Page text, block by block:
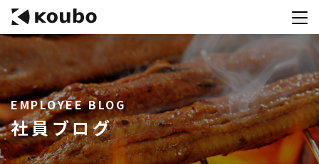
サービス
会社案内
実績紹介
EMPLOYEE BLOG
社員ブログ